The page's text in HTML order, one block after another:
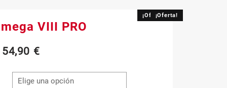
¡Oferta!
VIII PRO
El
precio
54,90 €El
precio
¡Oferta!